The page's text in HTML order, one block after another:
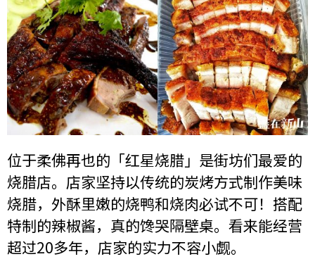
位于柔佛再也的「红星烧腊」是街坊们最爱的
烧腊店。店家坚持以传统的炭烤方式制作美味
烧腊，外酥里嫩的烧鸭和烧肉必试不可！搭配
特制的辣椒酱，真的馋哭隔壁桌。看来能经营
超过20多年，店家的实力不容小觑。